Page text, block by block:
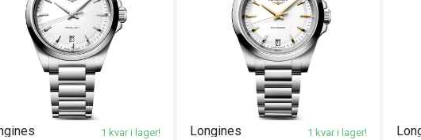
1 kvar i lager! Longines 1 kvar i lager!